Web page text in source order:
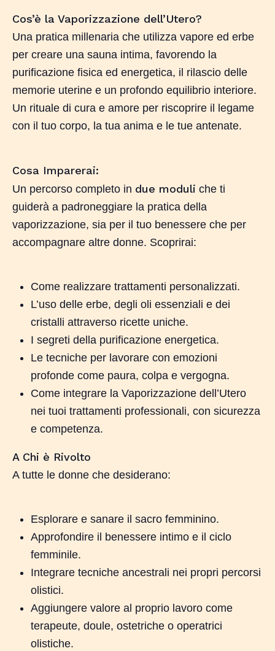
Cos’è la Vaporizzazione dell’Utero?
Una pratica millenaria che utilizza vapore ed erbe
per creare una sauna intima, favorendo la
purificazione fisica ed energetica, il rilascio delle
memorie uterine e un profondo equilibrio interiore.
Un rituale di cura e amore per riscoprire il legame
con il tuo corpo, la tua anima e le tue antenate.
Cosa Imparerai:
Un percorso completo in due moduli che ti
guiderà a padroneggiare la pratica della
vaporizzazione, sia per il tuo benessere che per
accompagnare altre donne. Scoprirai:
Come realizzare trattamenti personalizzati.
L’uso delle erbe, degli oli essenziali e dei
cristalli attraverso ricette uniche.
I segreti della purificazione energetica.
Le tecniche per lavorare con emozioni
profonde come paura, colpa e vergogna.
Come integrare la Vaporizzazione dell’Utero
nei tuoi trattamenti professionali, con sicurezza
e competenza.
A Chi è Rivolto
A tutte le donne che desiderano:
Esplorare e sanare il sacro femminino.
Approfondire il benessere intimo e il ciclo
femminile.
Integrare tecniche ancestrali nei propri percorsi
olistici.
Aggiungere valore al proprio lavoro come
terapeute, doule, ostetriche o operatrici
olistiche.